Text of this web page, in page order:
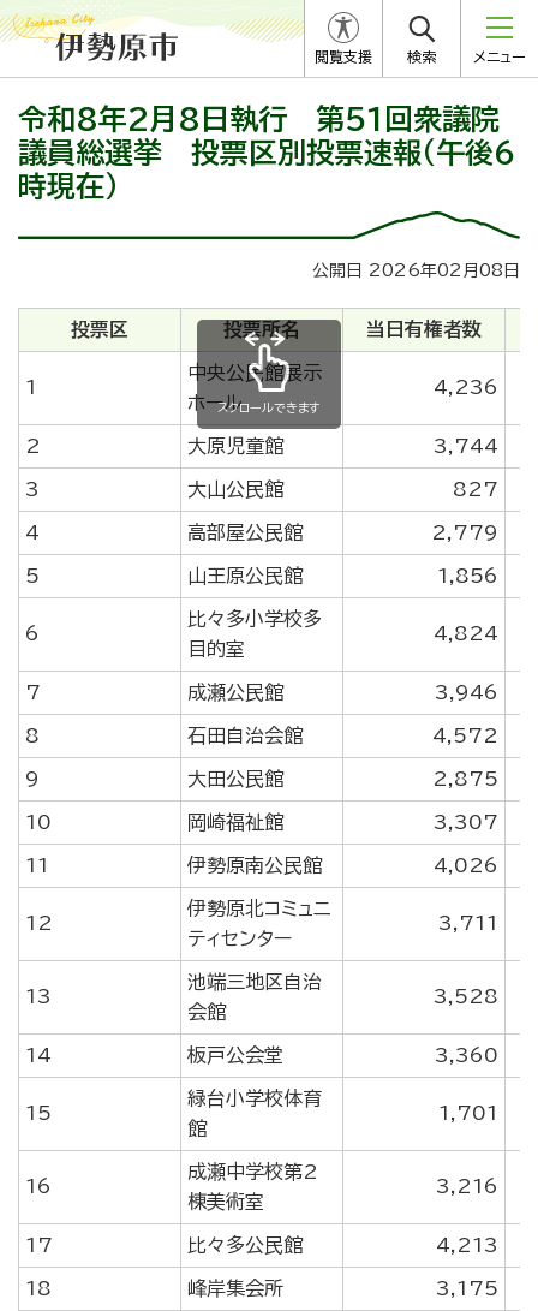
閲覧支援 検索 メニュー
令和8年2月8日執行 第51回衆議院
議員総選挙 投票区別投票速報（午後6
時現在）
公開日 2026年02月08日
投票区 投票所名 当日有権者数
1
中央公民館展示
ホール
4,236
2 大原児童館 3,744
3 大山公民館 827
4 高部屋公民館 2,779
5 山王原公民館 1,856
6
比々多小学校多
目的室
4,824
7 成瀬公民館 3,946
8 石田自治会館 4,572
9 大田公民館 2,875
10 岡崎福祉館 3,307
11 伊勢原南公民館 4,026
12
伊勢原北コミュニ
ティセンター
3,711
13
池端三地区自治
会館
3,528
14 板戸公会堂 3,360
15
緑台小学校体育
館
1,701
16
成瀬中学校第2
棟美術室
3,216
17 比々多公民館 4,213
18 峰岸集会所 3,175
スクロールできます